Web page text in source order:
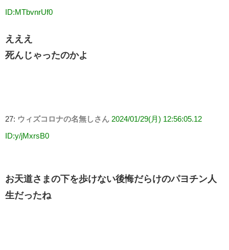
ID:MTbvnrUf0
えええ
死んじゃったのかよ
27: ウィズコロナの名無しさん 2024/01/29(月) 12:56:05.12
ID:y/jMxrsB0
お天道さまの下を歩けない後悔だらけのパヨチン人
生だったね